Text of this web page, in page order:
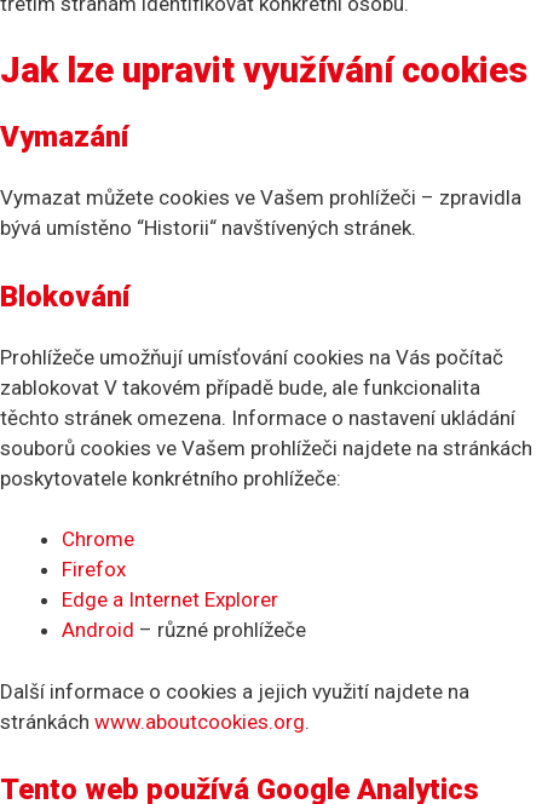
Jak lze upravit využívání cookies
Vymazání
Vymazat můžete cookies ve Vašem prohlížeči – zpravidla
bývá umístěno “Historii“ navštívených stránek.
Blokování
Prohlížeče umožňují umísťování cookies na Vás počítač
zablokovat V takovém případě bude, ale funkcionalita
těchto stránek omezena. Informace o nastavení ukládání
souborů cookies ve Vašem prohlížeči najdete na stránkách
poskytovatele konkrétního prohlížeče:
Chrome
Firefox
Edge a Internet Explorer
Android – různé prohlížeče
Další informace o cookies a jejich využití najdete na
stránkách www.aboutcookies.org.
Tento web používá Google Analytics